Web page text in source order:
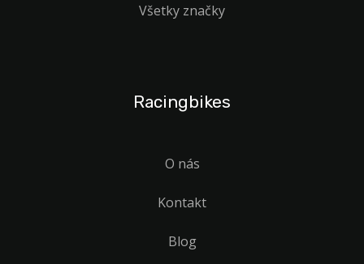
Všetky značky
Racingbikes
O nás
Kontakt
Blog